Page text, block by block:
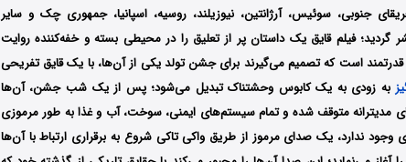
جنوبی، سوئیس، آرژانتین، نیوزیلند، روسیه، اسپانیا، جمهوری چک و سایر
گردید؛فیلم قایق یک داستان پر از تعلیق را در محیطی بسته و خفه‌کننده روایت
قدرتمند است که تصمیم می‌گیرند برای جشن تولد یکی از آن‌ها، با یک قایق تفریحی
به زودی به یک کابوس وحشتناک تبدیل می‌شود؛ پس از یک شب جشن، آن‌ها
مدیترانه متوقف شده و تمام سیستم‌های ایمنی، سوخت، آب و غذا به طور مرموزی
وجود ندارد، یک صدای مرموز از طریق واکی تاکی شروع به برقراری ارتباط با آن‌ها